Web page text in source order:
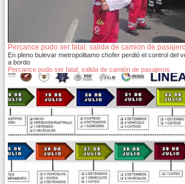
Percance pudo ser fatal; salida de camión de
En pleno bulevar metropolitamo chofer perdió el control del
a bordo
Percance pudo ser fatal; salida de camión de pasajeros